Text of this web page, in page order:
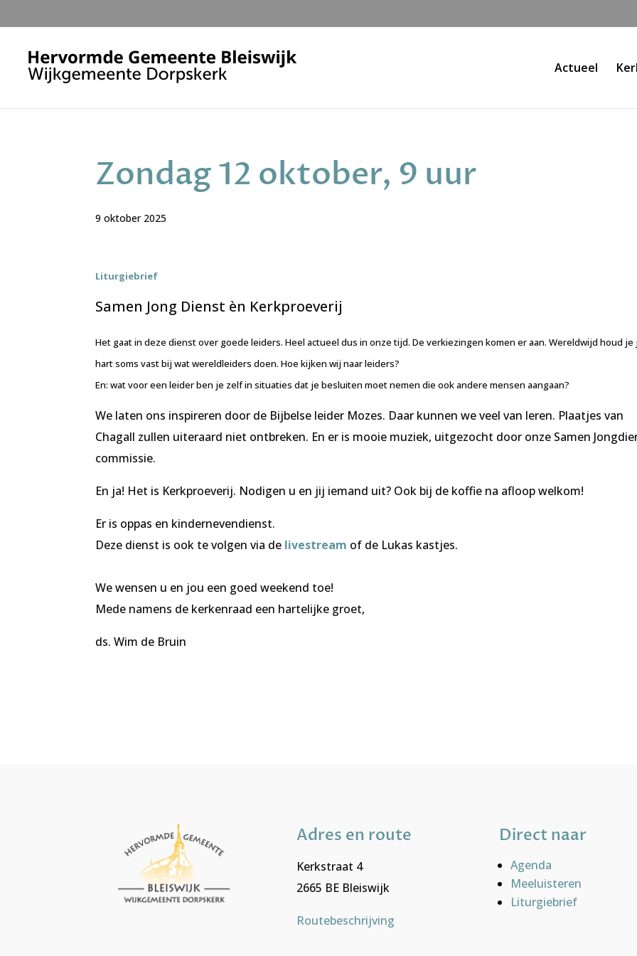
Actueel
Zondag 12 oktober, 9 uur
9 oktober 2025
Liturgiebrief
Samen Jong Dienst èn Kerkproeverij
Het gaat in deze dienst over goede leiders. Heel actueel dus in onze tijd. De verkiezingen komen er aan. Wereldwijd houd je
hart soms vast bij wat wereldleiders doen. Hoe kijken wij naar leiders?
En: wat voor een leider ben je zelf in situaties dat je besluiten moet nemen die ook andere mensen aangaan?
We laten ons inspireren door de Bijbelse leider Mozes. Daar kunnen we veel van leren. Plaatjes van
Chagall zullen uiteraard niet ontbreken. En er is mooie muziek, uitgezocht door onze Samen
commissie.
En ja! Het is Kerkproeverij. Nodigen u en jij iemand uit? Ook bij de koffie na afloop welkom!
Er is oppas en kindernevendienst.
Deze dienst is ook te volgen via de livestream of de Lukas kastjes.
We wensen u en jou een goed weekend toe!
Mede namens de kerkenraad een hartelijke groet,
ds. Wim de Bruin
Adres en route
Kerkstraat 4
2665 BE Bleiswijk
Routebeschrijving
Direct naar
Agenda
Meeluisteren
Liturgiebrief